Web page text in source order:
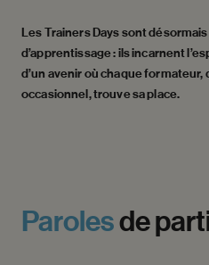
Les Trainers Days sont
d’apprentissage : ils incarnent
d’un avenir où chaque formateur,
occasionnel, trouve sa place.
Parolesde